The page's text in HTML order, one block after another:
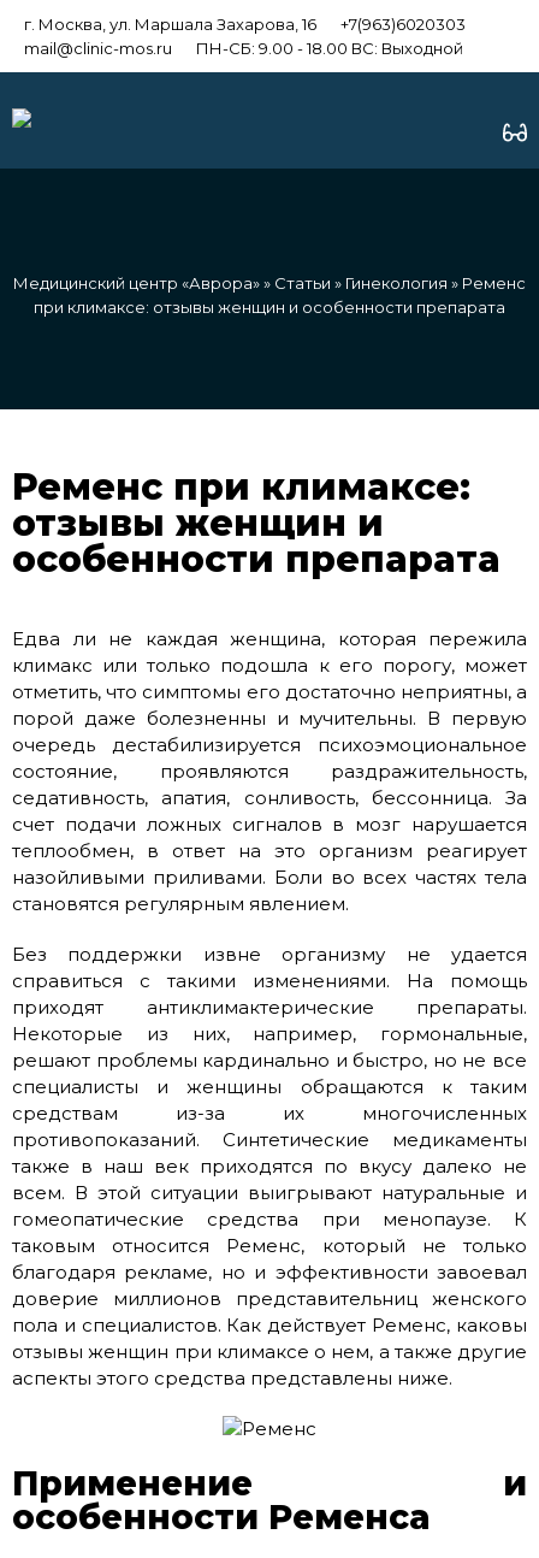
г. Москва, ул. Маршала Захарова, 16
+7(963)6020303
mail@clinic-mos.ru
ПН-СБ: 9.00 - 18.00 ВС: Выходной
Медицинский центр «Аврора»» Статьи » Гинекология » Ременс
при климаксе: отзывы женщин и особенности препарата
Ременс при климаксе:
отзывы женщин и
особенности препарата
Едва ли не каждая женщина, которая пережила
климакс или только подошла к его порогу, может
отметить, что симптомы его достаточно неприятны, а
порой даже болезненны и мучительны. В первую
очередь дестабилизируется психоэмоциональное
состояние, проявляются раздражительность,
седативность, апатия, сонливость, бессонница. За
счет подачи ложных сигналов в мозг нарушается
теплообмен, в ответ на это организм реагирует
назойливыми приливами. Боли во всех частях тела
становятся регулярным явлением.
Без поддержки извне организму не удается
справиться с такими изменениями. На помощь
приходят антиклимактерические препараты.
Некоторые из них, например, гормональные,
решают проблемы кардинально и быстро, но не все
специалисты и женщины обращаются к таким
средствам из-за их многочисленных
противопоказаний. Синтетические медикаменты
также в наш век приходятся по вкусу далеко не
всем. В этой ситуации выигрывают натуральные и
гомеопатические средства при менопаузе. К
таковым относится Ременс, который не только
благодаря рекламе, но и эффективности завоевал
доверие миллионов представительниц женского
пола и специалистов. Как действует Ременс, каковы
отзывы женщин при климаксе о нем, а также другие
аспекты этого средства представлены ниже.
Применение и
особенности Ременса